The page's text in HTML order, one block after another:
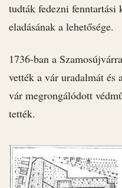
tudták fedezni fenntartási
eladásának a lehetősége.
1736-ban a
vették a vár uradalmát
vár megrongálódott
tették.